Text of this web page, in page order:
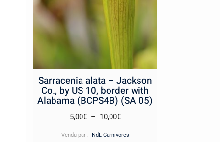
Sarracenia alata – Jackson
Co., by US 10, border with
Alabama (BCPS4B) (SA 05)
5,00€ – 10,00€Plage
Vendu par : NdL Carnivores